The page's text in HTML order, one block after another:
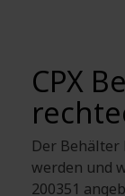
CPX
Der
werden und
200351